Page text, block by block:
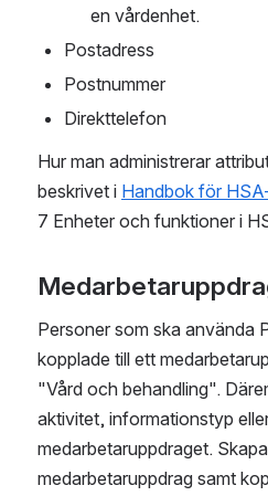
en vårdenhet.
Postadress
Postnummer
Direkttelefon
Hur man administrerar
beskrivet i Handbok för
7 Enheter och funktioner i
Personer som ska använda
kopplade till ett
"Vård och behandling".
aktivitet, informationstyp
medarbetaruppdraget.
medarbetaruppdrag samt